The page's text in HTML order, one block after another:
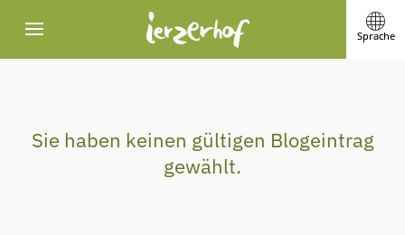
Sprache
Sie haben keinen gültigen Blogeintrag
gewählt.